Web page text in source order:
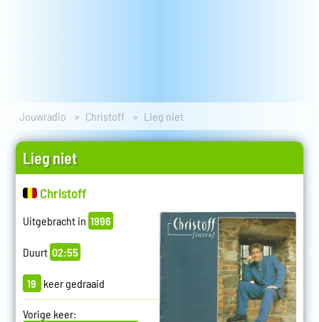
Jouwradio Christoff Lieg niet
Lieg niet
Christoff
Uitgebracht in 1996
Duurt 02:55
19 keer gedraaid
Vorige keer: